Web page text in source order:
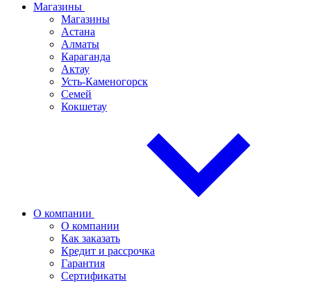
Магазины
Магазины
Астана
Алматы
Караганда
Актау
Усть-Каменогорск
Семей
Кокшетау
О компании
О компании
Как заказать
Кредит и рассрочка
Гарантия
Сертификаты